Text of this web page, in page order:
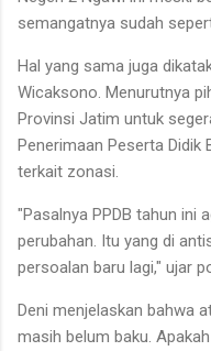
semangatnya sudah
Hal yang sama juga
Wicaksono. Menurutnya
Provinsi Jatim untuk
Penerimaan Peserta Didik
terkait zonasi.
"Pasalnya PPDB tahun ini
perubahan. Itu yang di
persoalan baru lagi," ujar
Deni menjelaskan bahwa
masih belum baku.